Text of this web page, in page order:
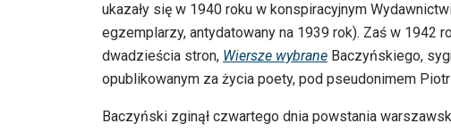
ukazały się w 1940 roku w konspiracyjnym
egzemplarzy, antydatowany na 1939 rok). Zaś w 1942
dwadzieścia stron, Wiersze wybrane Baczyńskiego,
opublikowanym za życia poety, pod pseudonimem
Baczyński zginął czwartego dnia powstania